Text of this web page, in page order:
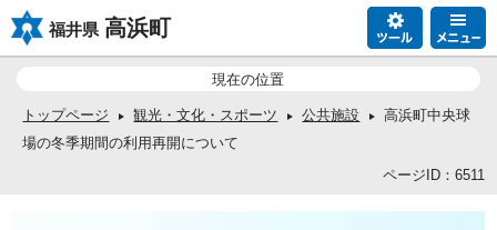
福井県 高浜町
現在の位置
トップページ 観光・文化・スポーツ 公共施設
高浜町中央球
場の冬季期間の利用再開について
ページID：6511